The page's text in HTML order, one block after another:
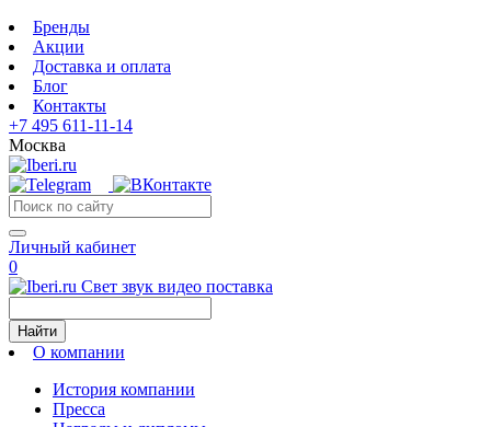
Бренды
Акции
Доставка и оплата
Блог
Контакты
+7 495 611-11-14
Москва
Личный кабинет
0
Свет звук видео поставка
Найти
О компании
История компании
Пресса